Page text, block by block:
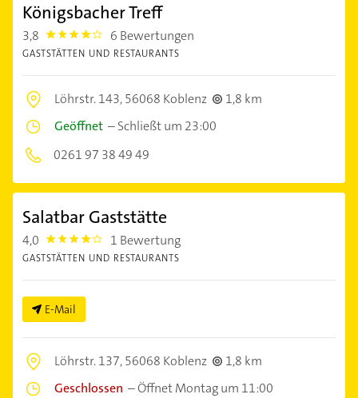
Königsbacher Treff
3,8 3.8 6 Bewertungen
GASTSTÄTTEN UND RESTAURANTS
Löhrstr. 143,56068 Koblenz
1,8 km
Geöffnet –Schließt um 23:00
0261 97 38 49 49
Salatbar Gaststätte
4,0 4.0 1 Bewertung
GASTSTÄTTEN UND RESTAURANTS
E-Mail
Löhrstr. 137,56068 Koblenz
1,8 km
Geschlossen –Öffnet Montag um 11:00